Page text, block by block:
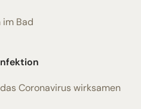
im Bad
Coronavirus wirksamen